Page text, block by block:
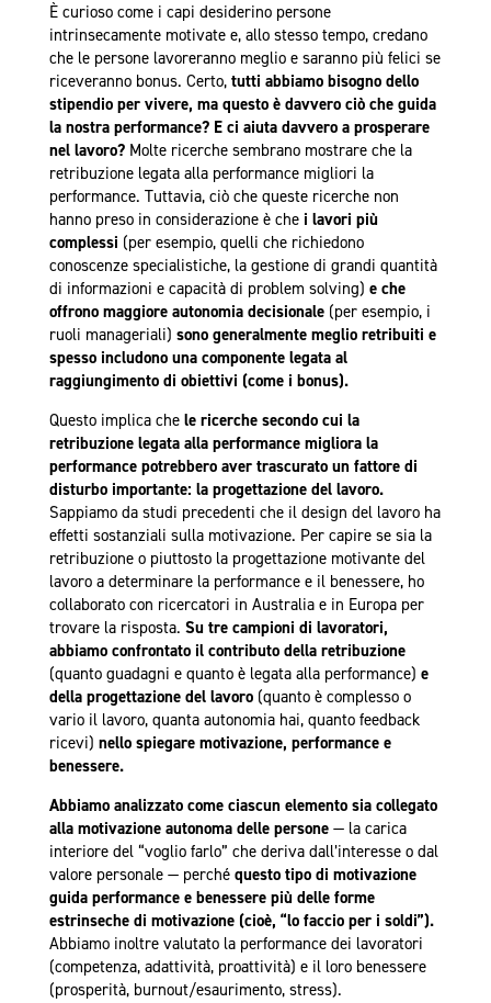
È curioso come i capi desiderino persone
intrinsecamente motivate e, allo stesso tempo, credano
che le persone lavoreranno meglio e saranno più felici se
riceveranno bonus. Certo, tutti abbiamo bisogno dello
stipendio per vivere, ma questo è davvero ciò che guida
la nostra performance? E ci aiuta davvero a prosperare
nel lavoro?Molte ricerche sembrano mostrare che la
retribuzione legata alla performance migliori la
performance. Tuttavia, ciò che queste ricerche non
hanno preso in considerazione è che i lavori più
complessi (per esempio, quelli che richiedono
conoscenze specialistiche, la gestione di grandi quantità
di informazioni e capacità di problem solving) e che
offrono maggiore autonomia decisionale (per esempio, i
ruoli manageriali) sono generalmente meglio retribuiti e
spesso includono una componente legata al
raggiungimento di obiettivi (come i bonus).
Questo implica chele ricerche secondo cui la
retribuzione legata alla performance migliora la
performance potrebbero aver trascurato un fattore di
disturbo importante: la progettazione del lavoro.
Sappiamo da studi precedenti che il design del lavoro ha
effetti sostanziali sulla motivazione. Per capire se sia la
retribuzione o piuttosto la progettazione motivante del
lavoro a determinare la performance e il benessere, ho
collaborato con ricercatori in Australia e in Europa per
trovare la risposta. Su tre campioni di lavoratori,
abbiamo confrontato il contributo della retribuzione
(quanto guadagni e quanto è legata alla performance) e
della progettazione del lavoro(quanto è complesso o
vario il lavoro, quanta autonomia hai, quanto feedback
ricevi) nello spiegare motivazione, performance e
benessere.
Abbiamo analizzato come ciascun elemento sia collegato
alla motivazione autonoma delle persone— la carica
interiore del “voglio farlo” che deriva dall’interesse o dal
valore personale — perché questo tipo di motivazione
guida performance e benessere più delle forme
estrinseche di motivazione (cioè, “lo faccio per i soldi”).
Abbiamo inoltre valutato la performance dei lavoratori
(competenza, adattività, proattività) e il loro benessere
(prosperità, burnout/esaurimento, stress).